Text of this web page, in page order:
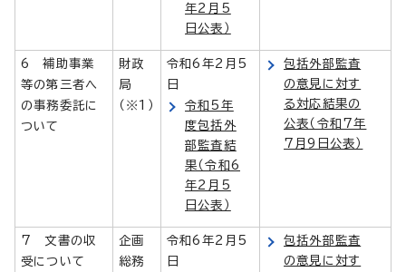
年2月5
日公表）
6 補助事業
等の第三者へ
の事務委託に
ついて
財政
局
（※1）
令和6年2月5
日
令和5年
度包括外
部監査結
果（令和6
年2月5
日公表）
包括外部監査
の意見に対す
る対応結果の
公表（令和7年
7月9日公表）
7 文書の収
受について
企画
総務
令和6年2月5
日
包括外部監査
の意見に対す